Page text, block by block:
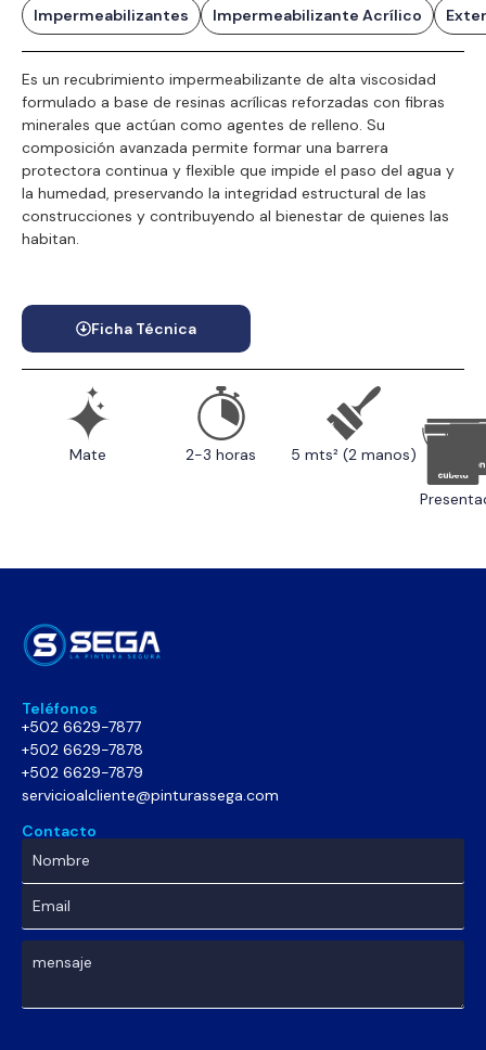
Impermeabilizantes Impermeabilizante Acrílico
Es un recubrimiento impermeabilizante de alta viscosidad
formulado a base de resinas acrílicas reforzadas con fibras
minerales que actúan como agentes de relleno. Su
composición avanzada permite formar una barrera
protectora continua y flexible que impide el paso del agua y
la humedad, preservando la integridad estructural de las
construcciones y contribuyendo al bienestar de quienes las
habitan.
Ficha Técnica
Mate 2-3 horas 5 mts² (2 manos)
Teléfonos
+502 6629-7877
+502 6629-7878
+502 6629-7879
servicioalcliente@pinturassega.com
Contacto